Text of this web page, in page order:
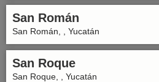
San Román
San Román, , Yucatán
San Roque
San Roque, , Yucatán